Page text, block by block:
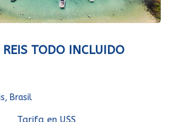
TODO INCLUIDO
Brasil
Tarifa en U$S